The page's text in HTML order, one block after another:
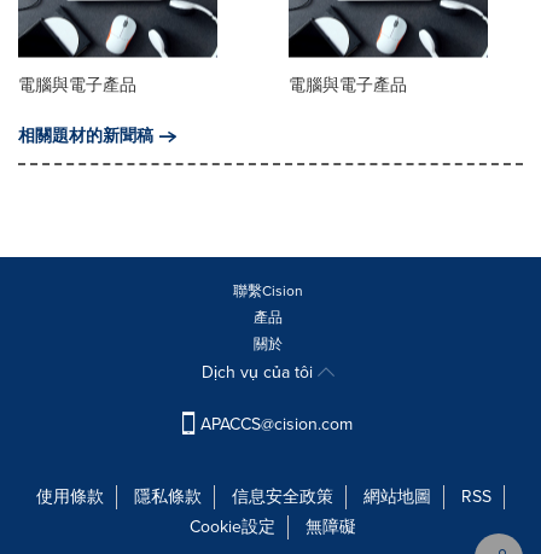
電腦與電子產品
電腦與電子產品
相關題材的新聞稿
聯繫Cision
產品
關於
Dịch vụ của tôi
APACCS@cision.com
使用條款 隱私條款 信息安全政策 網站地圖
RSS
Cookie設定
無障礙